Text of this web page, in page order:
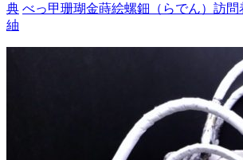
典 べっ甲珊瑚金蒔絵螺鈿（らでん） 訪問
紬